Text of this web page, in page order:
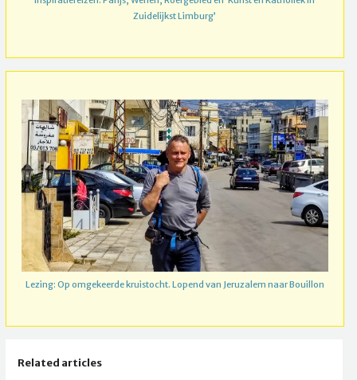
Zuidelijkst Limburg’
Lezing: Op omgekeerde kruistocht. Lopend van Jeruzalem naar Bouillon
Related articles